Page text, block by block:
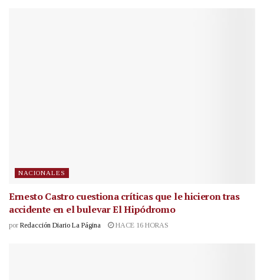
NACIONALES
Ernesto Castro cuestiona críticas que le hicieron tras
accidente en el bulevar El Hipódromo
por Redacción Diario La Página HACE 16 HORAS